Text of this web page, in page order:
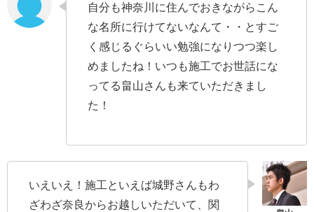
自分も神奈川に住んでおきながらこん
な名所に行けてないなんて・・とすご
く感じるぐらいい勉強になりつつ楽し
めましたね！いつも施工でお世話にな
ってる畠山さんも来ていただきまし
た！
いえいえ！施工といえば城野さんもわ
ざわざ奈良からお越しいただいて、関